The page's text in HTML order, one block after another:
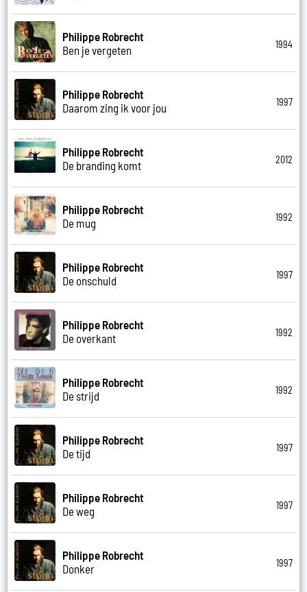
Philippe Robrecht
Ben je vergeten
1994
Philippe Robrecht
Daarom zing ik voor jou
1997
Philippe Robrecht
De branding komt
2012
Philippe Robrecht
De mug
1992
Philippe Robrecht
De onschuld
1997
Philippe Robrecht
De overkant
1992
Philippe Robrecht
De strijd
1992
Philippe Robrecht
De tijd
1997
Philippe Robrecht
De weg
1997
Philippe Robrecht
Donker
1997